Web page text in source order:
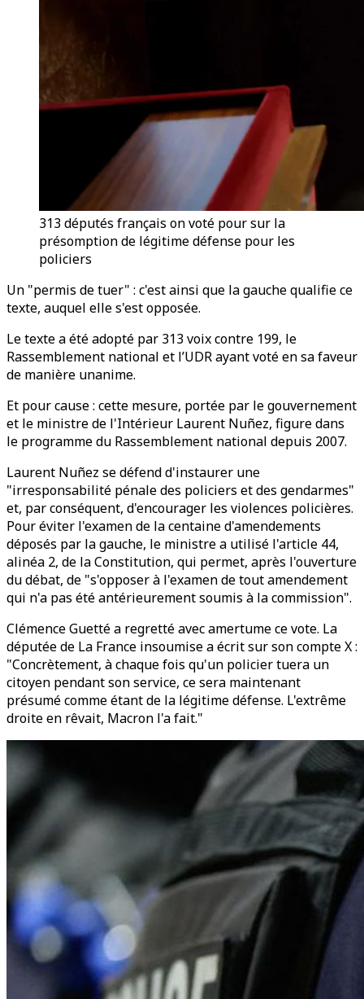
313 députés français on voté pour sur la
présomption de légitime défense pour les
policiers
Un "permis de tuer" : c'est ainsi que la gauche qualifie ce
texte, auquel elle s'est opposée.
Le texte a été adopté par 313 voix contre 199, le
Rassemblement national et l’UDR ayant voté en sa faveur
de manière unanime.
Et pour cause : cette mesure, portée par le gouvernement
et le ministre de l'Intérieur Laurent Nuñez, figure dans
le programme du Rassemblement national depuis 2007.
Laurent Nuñez se défend d'instaurer une
"irresponsabilité pénale des policiers et des gendarmes"
et, par conséquent, d'encourager les violences policières.
Pour éviter l'examen de la centaine d'amendements
déposés par la gauche, le ministre a utilisé l'article 44,
alinéa 2, de la Constitution, qui permet, après l'ouverture
du débat, de "s'opposer à l'examen de tout amendement
qui n'a pas été antérieurement soumis à la commission".
Clémence Guetté a regretté avec amertume ce vote. La
députée de La France insoumise a écrit sur son compte X :
"Concrètement, à chaque fois qu'un policier tuera un
citoyen pendant son service, ce sera maintenant
présumé comme étant de la légitime défense. L'extrême
droite en rêvait, Macron l'a fait."